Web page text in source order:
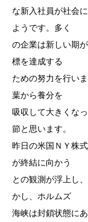
な新入社員が社会
ようです。多く
の企業は新しい期
標を達成する
ための努力を行い
葉から養分を
吸収して大きくな
節と思います。
昨日の米国ＮＹ株
が終結に向かう
との観測が浮上し
かし、ホルムズ
海峡は封鎖状態に